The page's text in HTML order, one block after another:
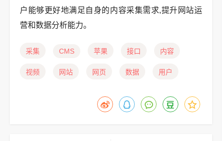
户能够更好地满足自身的内容采集需求,提升网站运
营和数据分析能力。
采集 CMS 苹果 接口 内容
视频 网站 网页 数据 用户